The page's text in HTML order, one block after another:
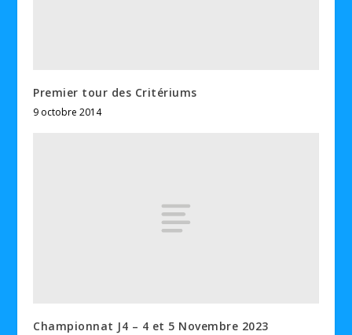
Premier tour des Critériums
9 octobre 2014
Championnat J4 – 4 et 5 Novembre 2023